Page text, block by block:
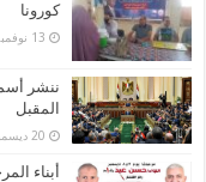
كورونا
13 نوفمبر، 2021
المقبل
20 ديسمبر، 2020
أبناء